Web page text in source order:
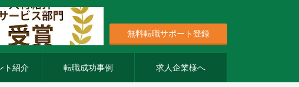
無料転職サポート登録
ト紹介 転職成功事例 求人企業様へ